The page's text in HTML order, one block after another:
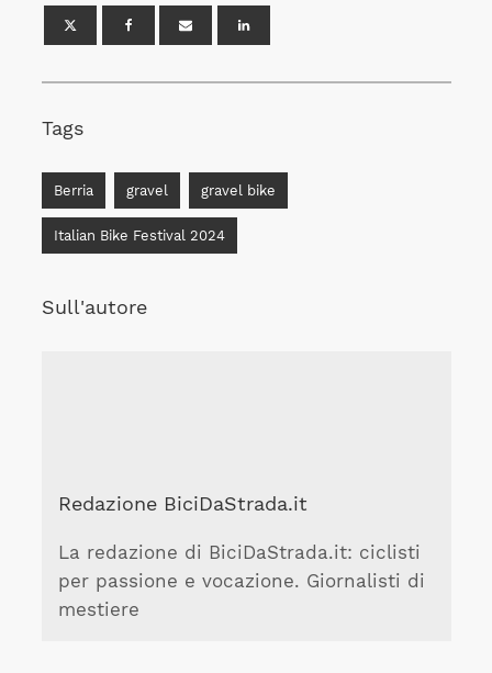
Tags
Berria gravel gravel bike
Italian Bike Festival 2024
Sull'autore
Redazione BiciDaStrada.it
La redazione di BiciDaStrada.it: ciclisti
per passione e vocazione. Giornalisti di
mestiere